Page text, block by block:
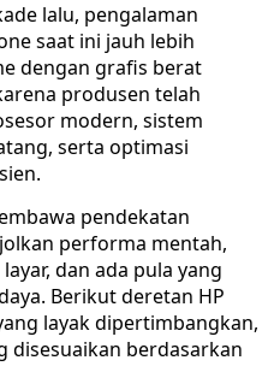
lalu, pengalaman
saat ini jauh lebih
dengan grafis berat
produsen telah
modern, sistem
serta optimasi
pendekatan
performa mentah,
dan ada pula yang
Berikut deretan HP
layak dipertimbangkan,
disesuaikan berdasarkan